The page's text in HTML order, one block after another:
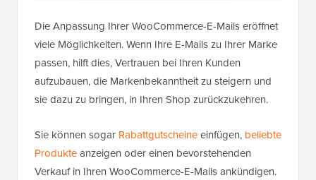
Die Anpassung Ihrer WooCommerce-E-Mails eröffnet
viele Möglichkeiten. Wenn Ihre E-Mails zu Ihrer Marke
passen, hilft dies, Vertrauen bei Ihren Kunden
aufzubauen, die Markenbekanntheit zu steigern und
sie dazu zu bringen, in Ihren Shop zurückzukehren.
Sie können sogar Rabattgutscheineeinfügen, beliebte
Produkteanzeigen oder einen bevorstehenden
Verkauf in Ihren WooCommerce-E-Mails ankündigen.